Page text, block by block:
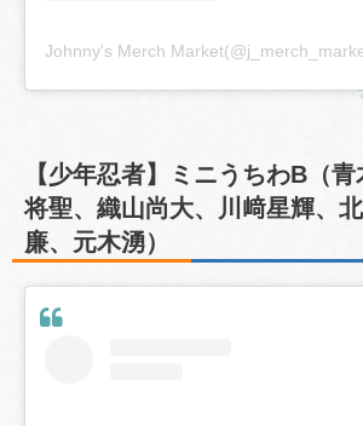
【少年忍者】ミニうちわB（
将聖、織山尚大、川﨑星輝、
廉、元木湧）